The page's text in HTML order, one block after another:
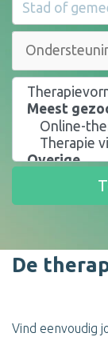
De
Vind eenvoudig